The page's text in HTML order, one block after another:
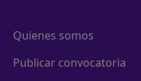
Quienes somos
Publicar convocatoria